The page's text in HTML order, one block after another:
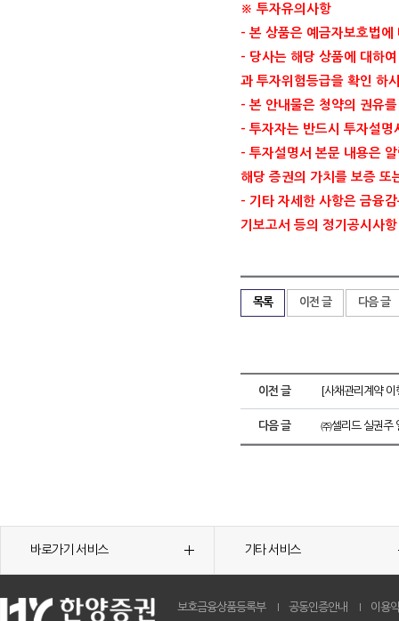
※ 투자유의사항
- 본 상품은 예금자보호법에
- 당사는 해당 상품에 대하
과 투자위험등급을 확인 하
- 본 안내물은 청약의 권유
- 투자자는 반드시 투자설명
- 투자설명서 본문 내용은
해당 증권의 가치를 보증 또
- 기타 자세한 사항은 금융
기보고서 등의 정기공시사
목록 이전 글 다음 글
이전 글 [사채관리계약
다음 글 ㈜셀리드 실권주
바로가기 서비스 기타 서비스
보호금융상품등록부 공동인증안내 이용